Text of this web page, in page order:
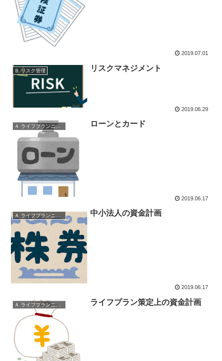
2019.07.01
Ｂ リスク管理 リスクマネジメント
2019.06.29
Ａ ライフプランニングと資金計画 ローンとカード
2019.06.17
中小法人の資金計画
2019.06.17
Ａ ライフプランニングと資金計画 ライフプラン策定上の資金計画